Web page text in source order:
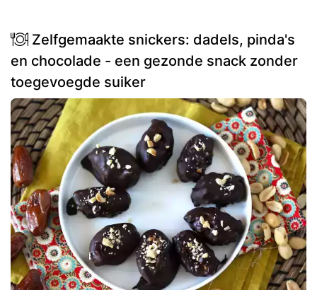
Zelfgemaakte snickers: dadels, pinda's
en chocolade - een gezonde snack zonder
toegevoegde suiker